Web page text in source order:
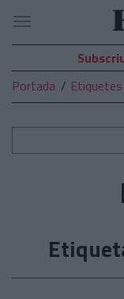
El
Temps
Navegació
Portada
Etiquetes